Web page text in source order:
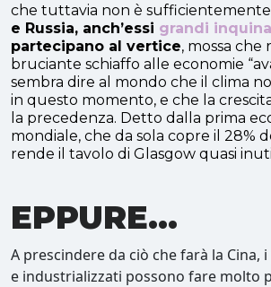
che tuttavia non è sufficientemente
e Russia, anch’essi grandi
partecipano al vertice, mossa che
bruciante schiaffo alle economie
sembra dire al mondo che il clima
in questo momento, e che la
la precedenza. Detto dalla prima
mondiale, che da sola copre il 28%
rende il tavolo di Glasgow quasi
EPPURE…
A prescindere da ciò che farà la Cina,
e industrializzati possono fare molto